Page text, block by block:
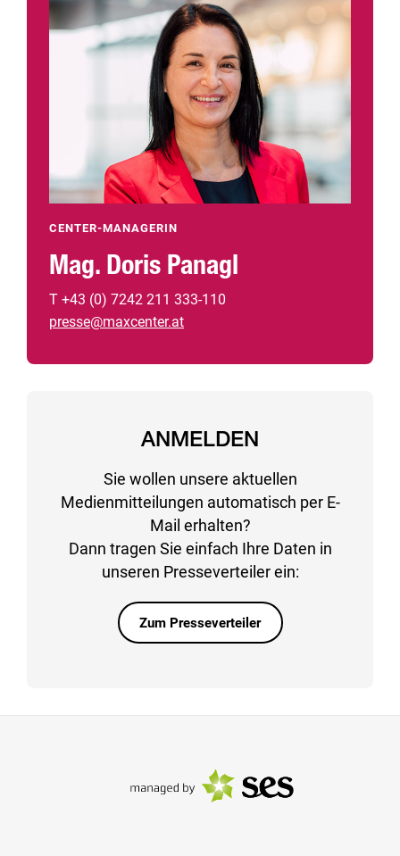
CENTER-MANAGERIN
Mag. Doris Panagl
T +43 (0) 7242 211 333-110
presse@maxcenter.at
ANMELDEN
Sie wollen unsere aktuellen
Medienmitteilungen automatisch per E-
Mail erhalten?
Dann tragen Sie einfach Ihre Daten in
unseren Presseverteiler ein:
Zum Presseverteiler